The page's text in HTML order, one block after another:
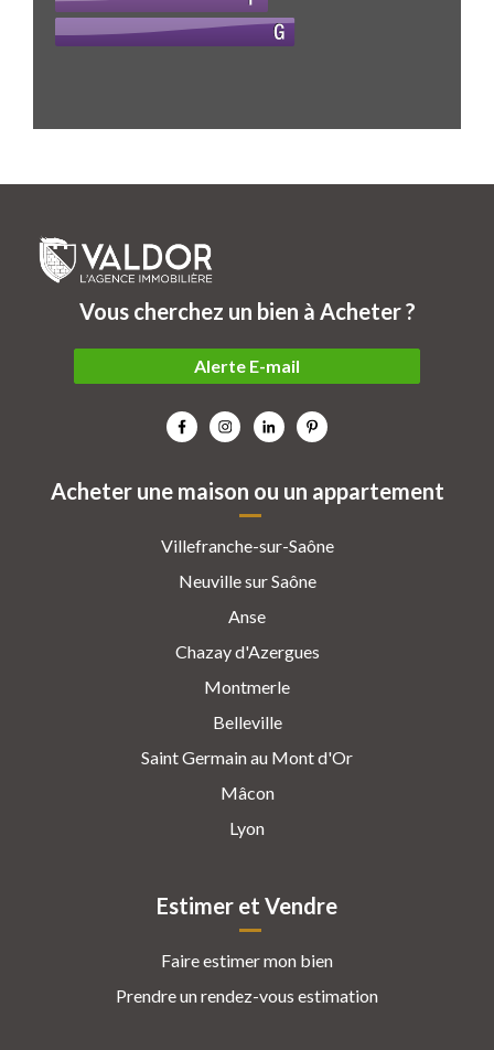
Acheter une maison ou un appartement
Villefranche-sur-Saône
Neuville sur Saône
Anse
Chazay d'Azergues
Montmerle
Belleville
Saint Germain au Mont d'Or
Mâcon
Lyon
Estimer et Vendre
Faire estimer mon bien
Prendre un rendez-vous estimation
Vous cherchez un bien à Acheter ?
Alerte E-mail